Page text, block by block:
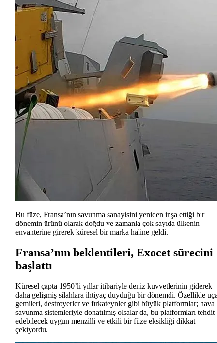
Bu füze, Fransa’nın savunma sanayisini yeniden inşa ettiği bir
dönemin ürünü olarak doğdu ve zamanla çok sayıda ülkenin
envanterine girerek küresel bir marka haline geldi.
Fransa’nın beklentileri, Exocet sürecini
başlattı
Küresel çapta 1950’li yıllar itibariyle deniz kuvvetlerinin giderek
daha gelişmiş silahlara ihtiyaç duyduğu bir dönemdi. Özellikle
gemileri, destroyerler ve fırkateynler gibi büyük platformlar; hava
savunma sistemleriyle donatılmış olsalar da, bu platformları tehdit
edebilecek uygun menzilli ve etkili bir füze eksikliği dikkat
çekiyordu.